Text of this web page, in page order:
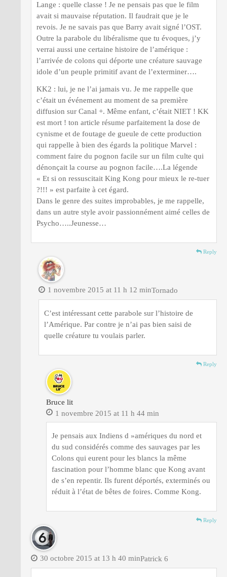
Lange : quelle classe ! Je ne pensais pas que le film
avait si mauvaise réputation. Il faudrait que je le
revois. Je ne savais pas que Barry avait signé l’OST.
Outre la parabole du libéralisme que tu évoques, j’y
verrai aussi une certaine histoire de l’amérique :
l’arrivée de colons qui déporte une créature sauvage
idole d’un peuple primitif avant de l’exterminer….
KK2 : lui, je ne l’ai jamais vu. Je me rappelle que
c’était un événement au moment de sa première
diffusion sur Canal +. Même enfant, c’était NIET ! KK
est mort ! ton article résume parfaitement la dose de
cynisme et de foutage de gueule de cette production
qui rappelle à bien des égards la politique Marvel :
comment faire du pognon facile sur un film culte qui
dénonçait la course au pognon facile….La légende
« Et si on ressuscitait King Kong pour mieux le re-tuer
?!!! » est parfaite à cet égard.
Dans le genre des suites improbables, je me rappelle,
dans un autre style avoir passionnément aimé celles de
Psycho…..Jeunesse…
Reply
Tornado
1 novembre 2015 at 11 h 12 min
C’est intéressant cette parabole sur l’histoire de
l’Amérique. Par contre je n’ai pas bien saisi de
quelle créature tu voulais parler.
Reply
Bruce lit
1 novembre 2015 at 11 h 44 min
Je pensais aux Indiens d »amériques du nord et
du sud considérés comme des sauvages par les
Colons qui eurent pour les blancs la même
fascination pour l’homme blanc que Kong avant
de s’en repentir. Ils furent déportés, exterminés ou
réduit à l’état de bêtes de foires. Comme Kong.
Reply
Patrick 6
30 octobre 2015 at 13 h 40 min